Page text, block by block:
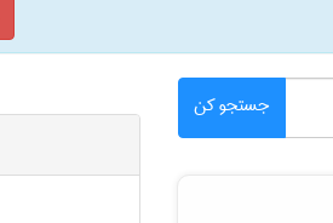
جستجو کن